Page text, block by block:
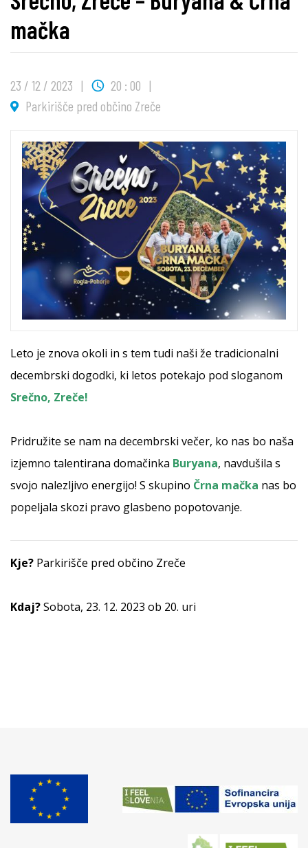
mačka
23 / 12 / 2023
20 : 00
Parkirišče pred občino Zreče
Leto je znova okoli in s tem tudi naši že tradicionalni
decembrski dogodki, ki letos potekajo pod sloganom
Srečno, Zreče!
Pridružite se nam na decembrski večer, ko nas bo naša
izjemno talentirana domačinka Buryana, navdušila s
svojo nalezljivo energijo! S skupino Črna mačka nas bo
popeljala skozi pravo glasbeno popotovanje.
Kje? Parkirišče pred občino Zreče
Kdaj?Sobota, 23. 12. 2023 ob 20. uri